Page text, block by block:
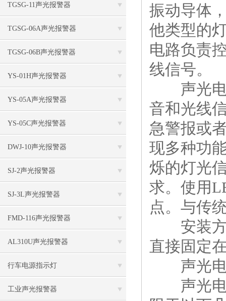
TGSG-11声光报警器
TGSG-06A声光报警器
TGSG-06B声光报警器
YS-01H声光报警器
YS-05A声光报警器
YS-05C声光报警器
DWJ-10声光报警器
SJ-2声光报警器
SJ-3L声光报警器
FMD-116声光报警器
AL310U声光报警器
行车电源指示灯
工业声光报警器
振动导体
他类型的
电路负责
线信号。
声光电
音和光线
急警报或
现多种功
烁的灯光
求。使用
点。与传
安装方
直接固定
声光电
声光电